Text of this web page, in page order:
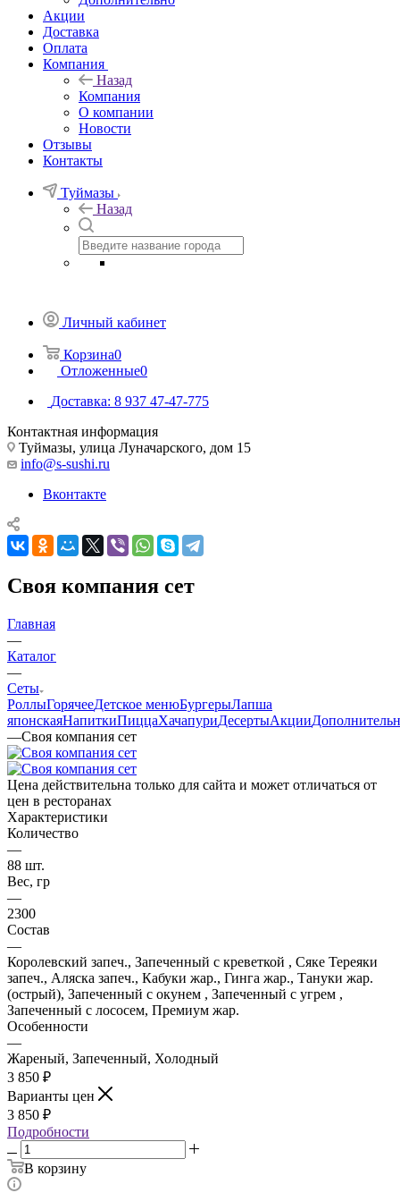
Акции
Доставка
Оплата
Компания
Назад
Компания
О компании
Новости
Отзывы
Контакты
Туймазы
Назад
Личный кабинет
Корзина0
Отложенные0
Доставка: 8 937 47-47-775
Контактная информация
Туймазы, улица Луначарского, дом 15
info@s-sushi.ru
Вконтакте
Своя компания сет
Главная
—
Каталог
—
Сеты
РоллыГорячееДетское менюБургерыЛапша
японскаяНапиткиПиццаХачапуриДесертыАкции
—Своя компания сет
Цена действительна только для сайта и может отличаться от
цен в ресторанах
Характеристики
Количество
—
88 шт.
Вес, гр
—
2300
Состав
—
Королевский запеч., Запеченный с креветкой , Сяке Тереяки
запеч., Аляска запеч., Кабуки жар., Гинга жар., Тануки жар.
(острый), Запеченный с окунем , Запеченный с угрем ,
Запеченный с лососем, Премиум жар.
Особенности
—
Жареный, Запеченный, Холодный
3 850 ₽
Варианты цен
3 850 ₽
Подробности
В корзину